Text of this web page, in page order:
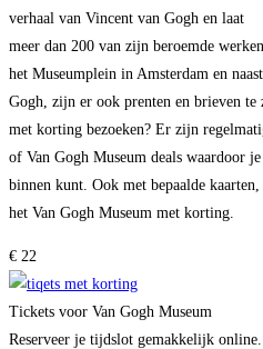
verhaal van Vincent van Gogh en laat
meer dan 200 van zijn beroemde
het Museumplein in Amsterdam en
Gogh, zijn er ook prenten en brieven
met korting bezoeken? Er zijn
of Van Gogh Museum deals waardoor
binnen kunt. Ook met bepaalde
het Van Gogh Museum met korting.
€ 22
Tickets voor Van Gogh Museum
Reserveer je tijdslot gemakkelijk online.